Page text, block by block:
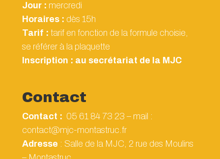
Jour : mercredi
Horaires : dès 15h
Tarif : tarif en fonction de la formule choisie,
se référer à la plaquette
Inscription : au secrétariat de la MJC
Contact
Contact : 05 61 84 73 23 – mail :
contact@mjc-montastruc.fr
Adresse : Salle de la MJC, 2 rue des Moulins